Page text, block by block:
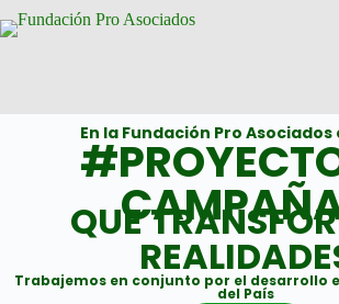
En la Fundación Pro
QUE
Trabajemos en conjunto por el desarrollo
del País